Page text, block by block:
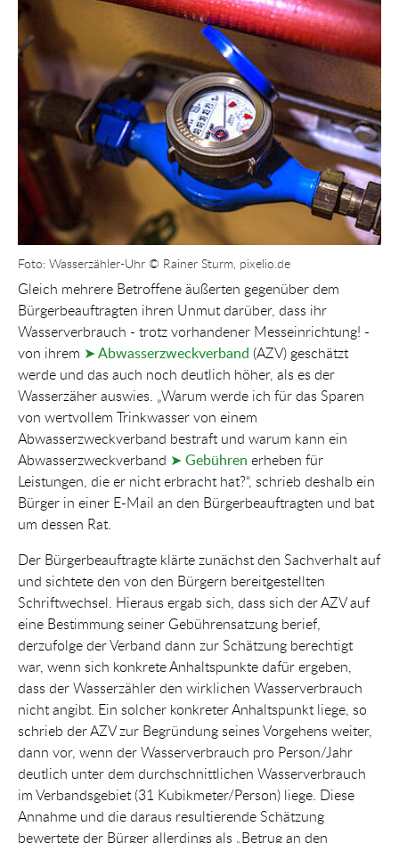
Foto: Wasserzähler-Uhr © Rainer Sturm, pixelio.de
Gleich mehrere Betroffene äußerten gegenüber dem
Bürgerbeauftragten ihren Unmut darüber, dass ihr
Wasserverbrauch - trotz vorhandener Messeinrichtung! -
von ihrem ➤ Abwasserzweckverband (AZV) geschätzt
werde und das auch noch deutlich höher, als es der
Wasserzäher auswies. „Warum werde ich für das Sparen
von wertvollem Trinkwasser von einem
Abwasserzweckverband bestraft und warum kann ein
Abwasserzweckverband ➤ Gebühren erheben für
Leistungen, die er nicht erbracht hat?“, schrieb deshalb ein
Bürger in einer E-Mail an den Bürgerbeauftragten und bat
um dessen Rat.
Der Bürgerbeauftragte klärte zunächst den Sachverhalt auf
und sichtete den von den Bürgern bereitgestellten
Schriftwechsel. Hieraus ergab sich, dass sich der AZV auf
eine Bestimmung seiner Gebührensatzung berief,
derzufolge der Verband dann zur Schätzung berechtigt
war, wenn sich konkrete Anhaltspunkte dafür ergeben,
dass der Wasserzähler den wirklichen Wasserverbrauch
nicht angibt. Ein solcher konkreter Anhaltspunkt liege, so
schrieb der AZV zur Begründung seines Vorgehens weiter,
dann vor, wenn der Wasserverbrauch pro Person/Jahr
deutlich unter dem durchschnittlichen Wasserverbrauch
im Verbandsgebiet (31 Kubikmeter/Person) liege. Diese
Annahme und die daraus resultierende Schätzung
bewertete der Bürger allerdings als „Betrug an den